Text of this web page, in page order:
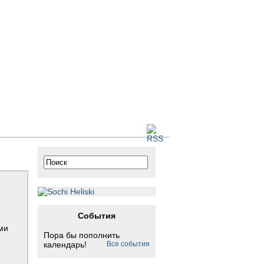
События
Пора бы пополнить
календарь!
Все события